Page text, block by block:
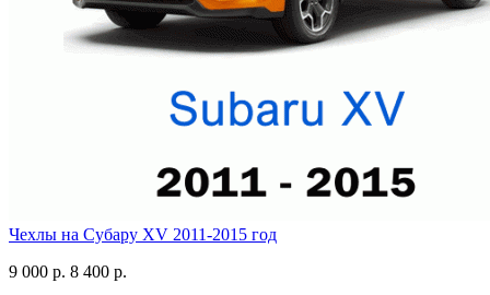
Чехлы на Субару XV 2011-2015 год
9 000 р. 8 400 р.